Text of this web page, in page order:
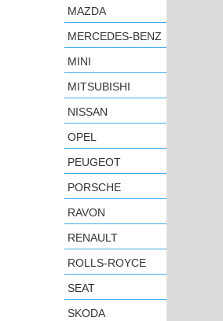
MAZDA
MERCEDES-BENZ
MINI
MITSUBISHI
NISSAN
OPEL
PEUGEOT
PORSCHE
RAVON
RENAULT
ROLLS-ROYCE
SEAT
SKODA